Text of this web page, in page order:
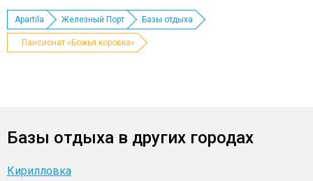
Apartila Железный Порт Базы отдыха
Пансионат «Божья коровка»
Базы отдыха в других городах
Кирилловка